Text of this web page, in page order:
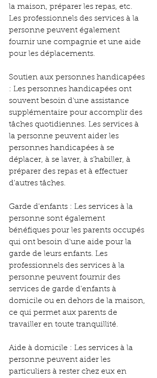
la maison, préparer les repas, etc.
Les professionnels des services à la
personne peuvent également
fournir une compagnie et une aide
pour les déplacements.
Soutien aux personnes handicapées
: Les personnes handicapées ont
souvent besoin d'une assistance
supplémentaire pour accomplir des
tâches quotidiennes. Les services à
la personne peuvent aider les
personnes handicapées à se
déplacer, à se laver, à s'habiller, à
préparer des repas et à effectuer
d'autres tâches.
Garde d'enfants : Les services à la
personne sont également
bénéfiques pour les parents occupés
qui ont besoin d'une aide pour la
garde de leurs enfants. Les
professionnels des services à la
personne peuvent fournir des
services de garde d'enfants à
domicile ou en dehors de la maison,
ce qui permet aux parents de
travailler en toute tranquillité.
Aide à domicile : Les services à la
personne peuvent aider les
particuliers à rester chez eux en